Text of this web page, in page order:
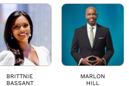
BRITTNIE
BASSANT
MARLON
HILL